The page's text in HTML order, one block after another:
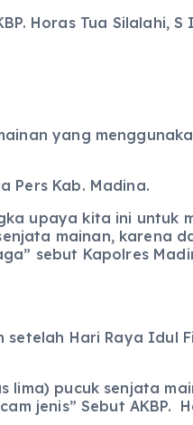
Horas Tua Silalahi, S
yang
Pers Kab. Madina.
upaya kita ini untuk
mainan, karena
sebut Kapolres
Hari Raya Idul
lima) pucuk senjata
jenis” Sebut AKBP.